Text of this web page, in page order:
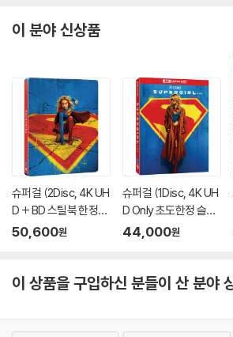
생할 수 있음을 알려드립니다.
디스크에 미세한 잔 흠집이 남아있거나 인쇄 면
있으며, 상품의 불량이 아닙니다. 단, 재생에 이상
로 인한 반품/교환이 가능합니다.
※ 교환/반품 안내
1) 불량으로 인한 교환/반품 요청 시에는 불량 확
상을 요청할 수 있으며, 동영상이 없는 경우 교환/
다.
관련 사진과 동영상 및 재생 기기 모델명을 첨부
2) 사양 오인지, 오 구매, 변심 사유로의 반품은 제
부담 후 처리 가능합니다.
이동 과정에서의 손상이 발생하면, 재 판매가 어
이 분야 신상품
슈퍼걸 (2Disc, 4K UH
D + BD 스틸북 한정
판) (펀치) : 블루레이
50,600원
슈퍼걸 (1Disc, 4K UH
D Only 초도한정 슬립
케이스) : 블루레이
44,000원
이 상품을 구입하신 분들이 산 분야